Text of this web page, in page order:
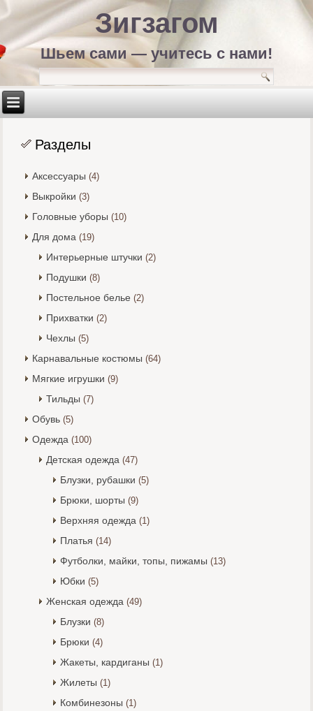
Зигзагом
Шьем сами — учитесь с нами!
Разделы
Аксессуары (4)
Выкройки (3)
Головные уборы (10)
Для дома (19)
Интерьерные штучки (2)
Подушки (8)
Постельное белье (2)
Прихватки (2)
Чехлы (5)
Карнавальные костюмы (64)
Мягкие игрушки (9)
Тильды (7)
Обувь (5)
Одежда (100)
Детская одежда (47)
Блузки, рубашки (5)
Брюки, шорты (9)
Верхняя одежда (1)
Платья (14)
Футболки, майки, топы, пижамы (13)
Юбки (5)
Женская одежда (49)
Блузки (8)
Брюки (4)
Жакеты, кардиганы (1)
Жилеты (1)
Комбинезоны (1)